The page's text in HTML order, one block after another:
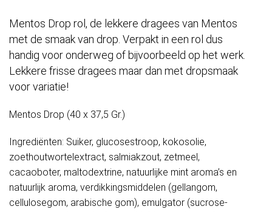
Mentos Drop rol, de lekkere dragees van Mentos
met de smaak van drop. Verpakt in een rol dus
handig voor onderweg of bijvoorbeeld op het werk.
Lekkere frisse dragees maar dan met dropsmaak
voor variatie!
Mentos Drop (40 x 37,5 Gr.)
Ingrediënten: Suiker, glucosestroop, kokosolie,
zoethoutwortelextract, salmiakzout, zetmeel,
cacaoboter, maltodextrine, natuurlijke mint aroma’s en
natuurlijk aroma, verdikkingsmiddelen (gellangom,
cellulosegom, arabische gom), emulgator (sucrose-